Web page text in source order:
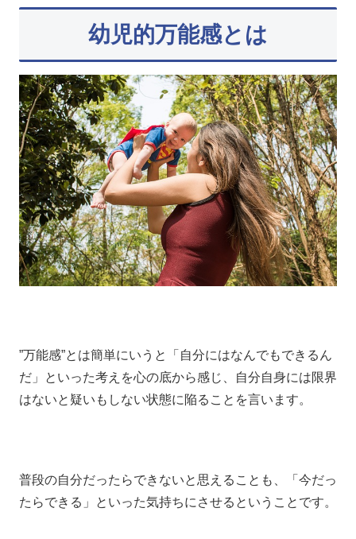
幼児的万能感とは
”万能感”とは簡単にいうと「自分にはなんでもできるん
だ」といった考えを心の底から感じ、自分自身には限界
はないと疑いもしない状態に陥ることを言います。
普段の自分だったらできないと思えることも、「今だっ
たらできる」といった気持ちにさせるということです。